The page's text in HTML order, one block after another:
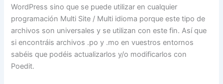
WordPress sino que se puede utilizar en cualquier
programación Multi Site / Multi idioma porque este tipo de
archivos son universales y se utilizan con este fin. Así que
si encontráis archivos .po y .mo en vuestros entornos
sabéis que podéis actualizarlos y/o modificarlos con
Poedit.